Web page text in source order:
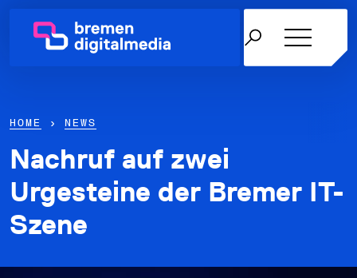
Netzwerk
Themen
HOME › NEWS
Nachruf auf zwei
Urgesteine der Bremer IT-
Szene